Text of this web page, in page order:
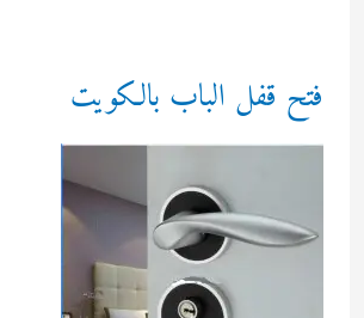
فتح قفل الباب بالكويت